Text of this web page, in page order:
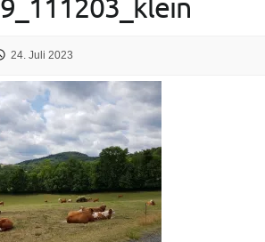
24. Juli 2023